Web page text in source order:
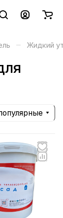
– Жидкий